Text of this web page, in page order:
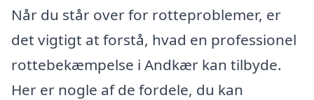
Når du står over for rotteproblemer, er
det vigtigt at forstå, hvad en professionel
rottebekæmpelse i Andkær kan tilbyde.
Her er nogle af de fordele, du kan